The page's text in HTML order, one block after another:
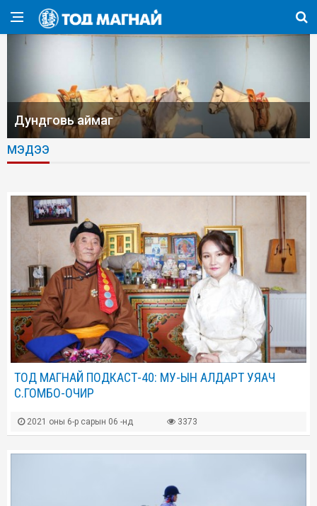
Дундговь аймаг
МЭДЭЭ
ТОД МАГНАЙ ПОДКАСТ-40: МУ-ЫН АЛДАРТ УЯАЧ
С.ГОМБО-ОЧИР
2021 оны 6-р сарын 06 -нд 3373